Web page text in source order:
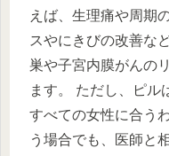
えば、生理痛や周期
スやにきびの改善な
巣や子宮内膜がんの
ます。 ただし、ピル
すべての女性に合う
う場合でも、医師と